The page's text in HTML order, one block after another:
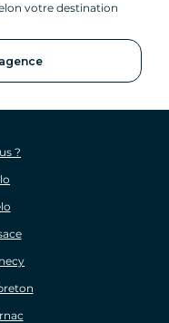
votre destination
?